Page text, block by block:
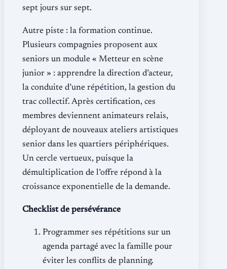
sept jours sur sept.
Autre piste : la formation continue.
Plusieurs compagnies proposent aux
seniors un module « Metteur en scène
junior » : apprendre la direction d’acteur,
la conduite d’une répétition, la gestion du
trac collectif. Après certification, ces
membres deviennent animateurs relais,
déployant de nouveaux ateliers artistiques
senior dans les quartiers périphériques.
Un cercle vertueux, puisque la
démultiplication de l’offre répond à la
croissance exponentielle de la demande.
Checklist de persévérance
Programmer ses répétitions sur un
agenda partagé avec la famille pour
éviter les conflits de planning.